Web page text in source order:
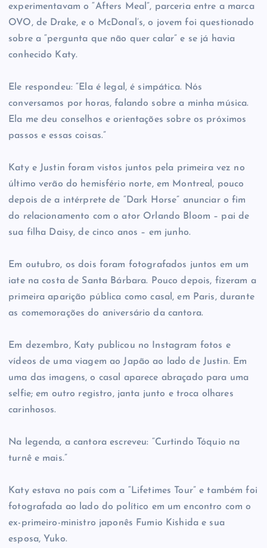
experimentavam o “Afters Meal”, parceria entre a marca
OVO, de Drake, e o McDonal’s, o jovem foi questionado
sobre a “pergunta que não quer calar” e se já havia
conhecido Katy.
Ele respondeu: “Ela é legal, é simpática. Nós
conversamos por horas, falando sobre a minha música.
Ela me deu conselhos e orientações sobre os próximos
passos e essas coisas.”
Katy e Justin foram vistos juntos pela primeira vez no
último verão do hemisfério norte, em Montreal, pouco
depois de a intérprete de “Dark Horse” anunciar o fim
do relacionamento com o ator Orlando Bloom – pai de
sua filha Daisy, de cinco anos – em junho.
Em outubro, os dois foram fotografados juntos em um
iate na costa de Santa Bárbara. Pouco depois, fizeram a
primeira aparição pública como casal, em Paris, durante
as comemorações do aniversário da cantora.
Em dezembro, Katy publicou no Instagram fotos e
vídeos de uma viagem ao Japão ao lado de Justin. Em
uma das imagens, o casal aparece abraçado para uma
selfie; em outro registro, janta junto e troca olhares
carinhosos.
Na legenda, a cantora escreveu: “Curtindo Tóquio na
turnê e mais.”
Katy estava no país com a “Lifetimes Tour” e também foi
fotografada ao lado do político em um encontro com o
ex-primeiro-ministro japonês Fumio Kishida e sua
esposa, Yuko.